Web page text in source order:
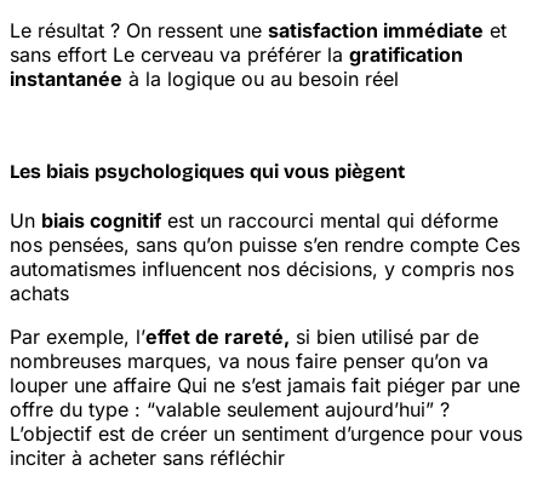
Le résultat ? On ressent une satisfaction immédiate et
sans effort Le cerveau va préférer la gratification
instantanée à la logique ou au besoin réel
Les biais psychologiques qui vous piègent
Un biais cognitifest un raccourci mental qui déforme
nos pensées, sans qu’on puisse s’en rendre compte Ces
automatismes influencent nos décisions, y compris nos
achats
Par exemple, l’effet de rareté, si bien utilisé par de
nombreuses marques, va nous faire penser qu’on va
louper une affaire Qui ne s’est jamais fait piéger par une
offre du type : “valable seulement aujourd’hui” ?
L’objectif est de créer un sentiment d’urgence pour vous
inciter à acheter sans réfléchir